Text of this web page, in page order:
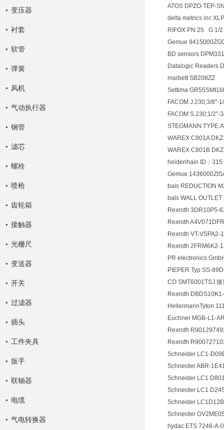
变压器
衬套
软管
弹簧
风机
气动执行器
钢管
滤芯
螺栓
喷枪
齿轮箱
接触器
光栅尺
变送器
开关
过滤器
插头
工件夹具
扳手
联轴器
电缆
气电转换器
ATOS DPZO-TEP-
delta metrics inc
RIFOX PN 25 G 1/
Gemue
BD sensors
Datalogic Readers
marbett SB208ZZ
Settima
FACOM J.230;3/8''-
FACOM S.230;1/2''-
STEGMANN
WAREX C801A
WAREX C801B
heidenhain ID：
Gemue
bals REDUCTION
bals WALL
Rexroth 3DR10P5-
Rexroth
Rexroth VT-VSPA2-
Rexroth 2FRM6K2-
PR electronics
PIEPER Typ SS-
CO SMT6001TSJ 接
Rexroth
HellermannTyton
Euchner MGB-L1-
Rexroth
Rexroth
Schneider LC1-
Schneider ABR-
Schneider LC1
Schneider LC1
Schneider
Schneider
hydac ETS 7246-A-